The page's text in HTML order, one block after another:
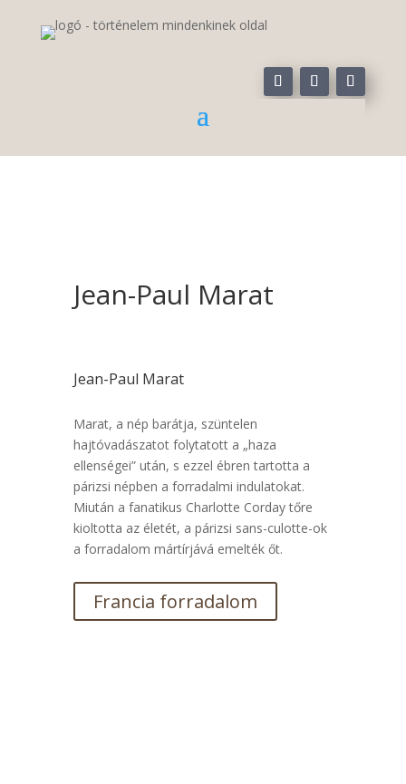
Jean-Paul Marat
Jean-Paul Marat
Marat, a nép barátja, szüntelen
hajtóvadászatot folytatott a „haza
ellenségei” után, s ezzel ébren tartotta a
párizsi népben a forradalmi indulatokat.
Miután a fanatikus Charlotte Corday tőre
kioltotta az életét, a párizsi sans-culotte-ok
a forradalom mártírjává emelték őt.
Francia forradalom